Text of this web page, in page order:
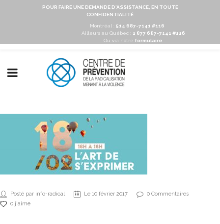
POUR FAIRE UNE DEMANDE D'ASSISTANCE, EN TOUTE
CONFIDENTIALITÉ
Montréal : 514 687-7141 #116
Ailleurs au Québec :
1 877 687-7141 #116
Ou via notre formulaire
Posté par info-radical Le 10 février 2017
0 Commentaires
0 j'aime